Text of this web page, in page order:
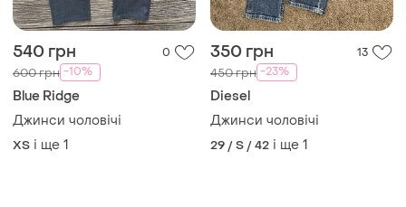
540 грн 0
600 грн -10%
Blue Ridge
Джинси чоловічі
XS і ще 1
350 грн 13
450 грн -23%
Diesel
Джинси чоловічі
29 / S / 42 і ще 1